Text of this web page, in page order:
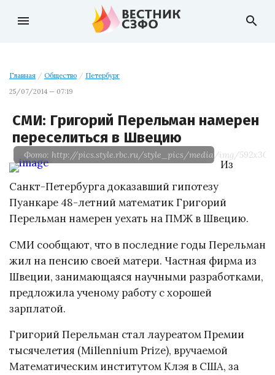
menu search
Главная / Общество / Петербург
25/07/2014 — 07:19
СМИ: Григорий Перельман намерен
переселиться в Швецию
Фото: http://pics.style.rbc.ru/style_pics/media/img/592x3000/
Из
Санкт-Петербурга доказавший гипотезу
Пуанкаре 48-летний математик Григорий
Перельман намерен уехать на ПМЖ в Швецию.
СМИ сообщают, что в последние годы Перельман
жил на пенсию своей матери. Частная фирма из
Швеции, занимающаяся научными разработками,
предложила ученому работу с хорошей
зарплатой.
Григорий Перельман стал лауреатом Премии
тысячелетия (Millennium Prize), вручаемой
Математическим институтом Клэя в США, за